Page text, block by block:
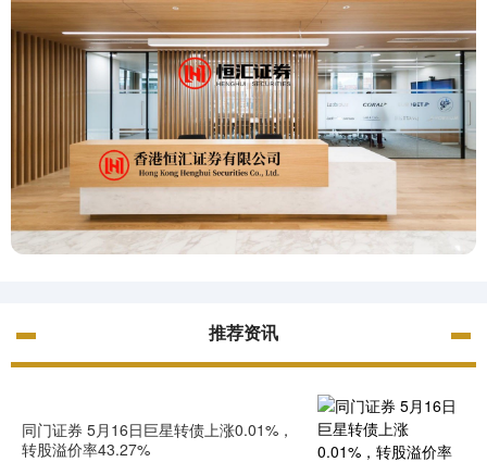
推荐资讯
同门证券 5月16日巨星转债上涨0.01%，
转股溢价率43.27%